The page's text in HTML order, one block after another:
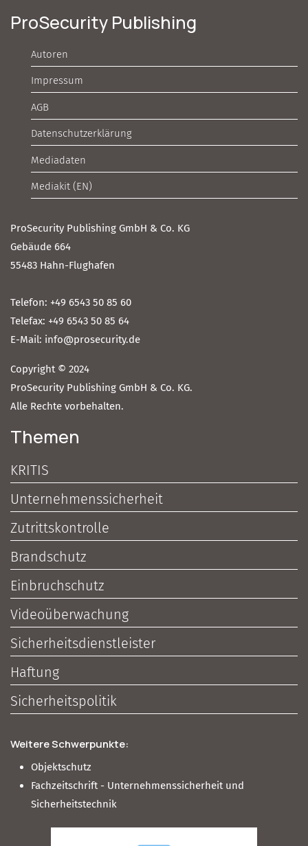
ProSecurity Publishing
Autoren
Impressum
AGB
Datenschutzerklärung
Mediadaten
Mediakit (EN)
ProSecurity Publishing GmbH & Co. KG
Gebäude 664
55483 Hahn-Flughafen
Telefon: +49 6543 50 85 60
Telefax: +49 6543 50 85 64
E-Mail: info@prosecurity.de
Copyright © 2024
ProSecurity Publishing GmbH & Co. KG.
Alle Rechte vorbehalten.
Themen
KRITIS
Unternehmenssicherheit
Zutrittskontrolle
Brandschutz
Einbruchschutz
Videoüberwachung
Sicherheitsdienstleister
Haftung
Sicherheitspolitik
Weitere Schwerpunkte:
Objektschutz
Fachzeitschrift - Unternehmenssicherheit und
Sicherheitstechnik